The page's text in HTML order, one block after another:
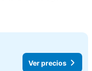
Ver precios